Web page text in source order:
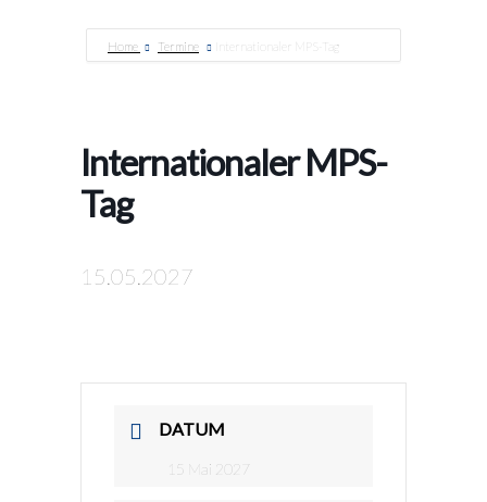
Home Termine Internationaler MPS-Tag
Internationaler MPS-
Tag
15.05.2027
DATUM
15 Mai 2027